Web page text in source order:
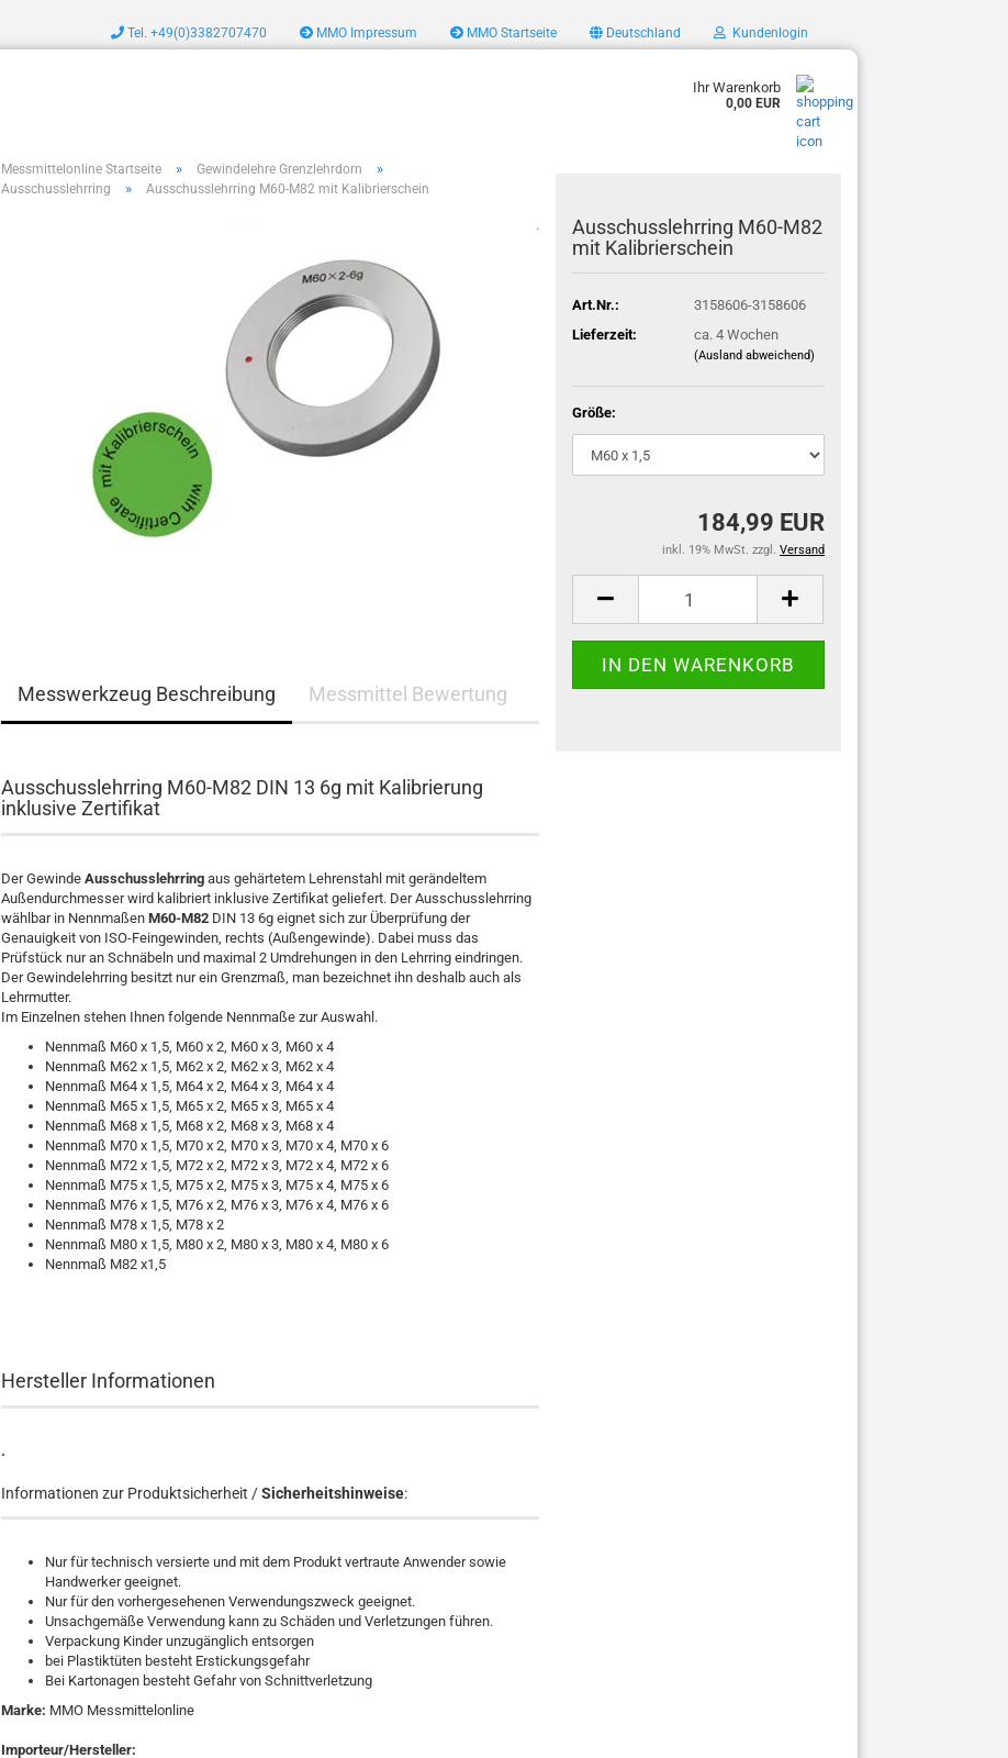
Tel. +49(0)3382707470 MMO Impressum MMO Startseite Deutschland Kundenlogin
Ihr Warenkorb
0,00 EUR
Messmittelonline Startseite » Gewindelehre Grenzlehrdorn »
Ausschusslehrring » Ausschusslehrring M60-M82 mit Kalibrierschein
.
Ausschusslehrring M60-M82
mit Kalibrierschein
Art.Nr.:
3158606-3158606
Lieferzeit:
ca. 4 Wochen
(Ausland abweichend)
Größe:
184,99 EUR
inkl. 19% MwSt. zzgl. Versand
Messwerkzeug Beschreibung Messmittel Bewertung
Ausschusslehrring M60-M82 DIN 13 6g mit Kalibrierung
inklusive Zertifikat
Der Gewinde Ausschusslehrring aus gehärtetem Lehrenstahl mit gerändeltem
Außendurchmesser wird kalibriert inklusive Zertifikat geliefert. Der Ausschusslehrring
wählbar in Nennmaßen M60-M82 DIN 13 6g eignet sich zur Überprüfung der
Genauigkeit von ISO-Feingewinden, rechts (Außengewinde). Dabei muss das
Prüfstück nur an Schnäbeln und maximal 2 Umdrehungen in den Lehrring eindringen.
Der Gewindelehrring besitzt nur ein Grenzmaß, man bezeichnet ihn deshalb auch als
Lehrmutter.
Im Einzelnen stehen Ihnen folgende Nennmaße zur Auswahl.
Nennmaß M60 x 1,5, M60 x 2, M60 x 3, M60 x 4
Nennmaß M62 x 1,5, M62 x 2, M62 x 3, M62 x 4
Nennmaß M64 x 1,5, M64 x 2, M64 x 3, M64 x 4
Nennmaß M65 x 1,5, M65 x 2, M65 x 3, M65 x 4
Nennmaß M68 x 1,5, M68 x 2, M68 x 3, M68 x 4
Nennmaß M70 x 1,5, M70 x 2, M70 x 3, M70 x 4, M70 x 6
Nennmaß M72 x 1,5, M72 x 2, M72 x 3, M72 x 4, M72 x 6
Nennmaß M75 x 1,5, M75 x 2, M75 x 3, M75 x 4, M75 x 6
Nennmaß M76 x 1,5, M76 x 2, M76 x 3, M76 x 4, M76 x 6
Nennmaß M78 x 1,5, M78 x 2
Nennmaß M80 x 1,5, M80 x 2, M80 x 3, M80 x 4, M80 x 6
Nennmaß M82 x1,5
Hersteller Informationen
.
Informationen zur Produktsicherheit /Sicherheitshinweise:
Nur für technisch versierte und mit dem Produkt vertraute Anwender sowie
Handwerker geeignet.
Nur für den vorhergesehenen Verwendungszweck geeignet.
Unsachgemäße Verwendung kann zu Schäden und Verletzungen führen.
Verpackung Kinder unzugänglich entsorgen
bei Plastiktüten besteht Erstickungsgefahr
Bei Kartonagen besteht Gefahr von Schnittverletzung
Marke: MMO Messmittelonline
Importeur/Hersteller: